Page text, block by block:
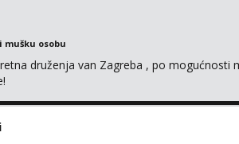
mušku osobu
druženja van Zagreba , po mogućnosti